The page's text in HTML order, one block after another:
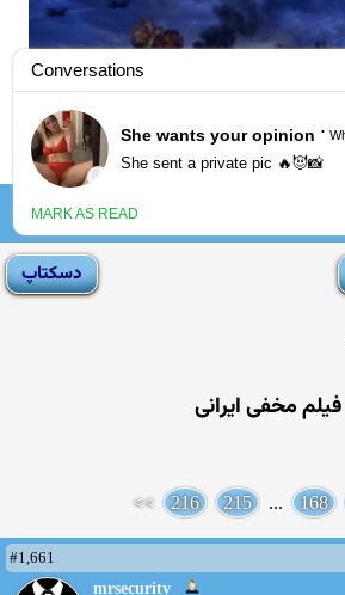
فیلم مخفی ایرانی
168
...
215
216
>>
#1,661
mrsecurity